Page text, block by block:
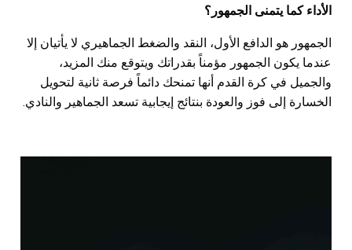
الأداء كما يتمنى الجمهور؟
الجمهور هو الدافع الأول، النقد والضغط الجماهيري لا يأتيان إلا
عندما يكون الجمهور مؤمناً بقدراتك ويتوقع منك المزيد،
والجميل في كرة القدم أنها تمنحك دائماً فرصة ثانية لتحويل
الخسارة إلى فوز والعودة بنتائج إيجابية تسعد الجماهير والنادي.